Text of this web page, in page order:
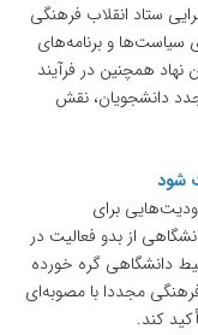
ستاد انقلاب فرهنگی
اجرای سیاست‌ها و برنامه‌های
نهاد همچنین در فرآیند
دانشجویان، نقش
شود
برای
از بدو فعالیت در
دانشگاهی گره خورده
مجددا با مصوبه‌ای
کند.